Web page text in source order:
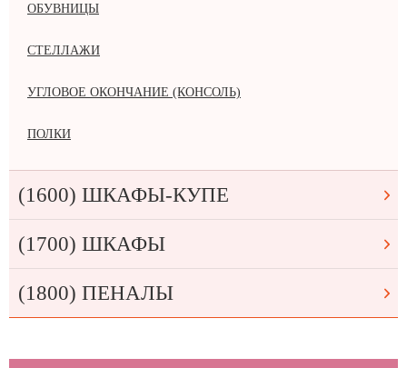
ОБУВНИЦЫ
СТЕЛЛАЖИ
УГЛОВОЕ ОКОНЧАНИЕ (КОНСОЛЬ)
ПОЛКИ
(1600) ШКАФЫ-КУПЕ
(1700) ШКАФЫ
(1800) ПЕНАЛЫ